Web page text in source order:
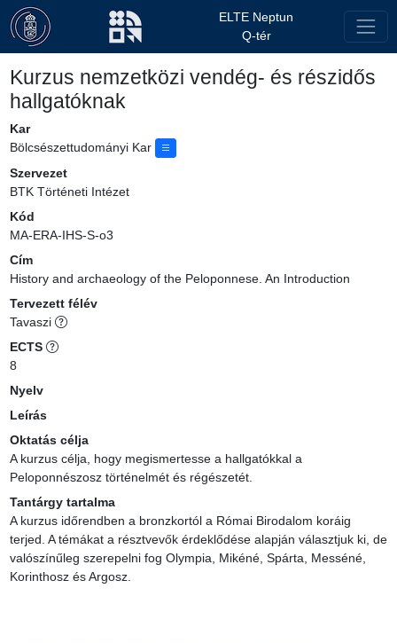
ELTE Neptun
Q-tér
Kurzus nemzetközi vendég- és részidős
hallgatóknak
Kar
Bölcsészettudományi Kar
Szervezet
BTK Történeti Intézet
Kód
MA-ERA-IHS-S-o3
Cím
History and archaeology of the Peloponnese. An Introduction
Tervezett félév
Tavaszi
ECTS
8
Nyelv
Leírás
Oktatás célja
A kurzus célja, hogy megismertesse a hallgatókkal a
Peloponnészosz történelmét és régészetét.
Tantárgy tartalma
A kurzus időrendben a bronzkortól a Római Birodalom koráig
terjed. A témákat a résztvevők érdeklődése alapján választjuk ki, de
valószínűleg szerepelni fog Olympia, Mikéné, Spárta, Messéné,
Korinthosz és Argosz.